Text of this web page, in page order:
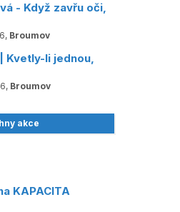
- Když zavřu oči,
Broumov
Kvetly-li jednou,
Broumov
akce
KAPACITA